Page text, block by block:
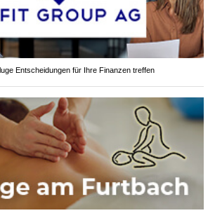
Entscheidungen für Ihre Finanzen treffen